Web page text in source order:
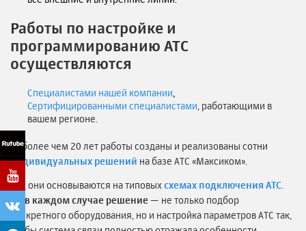
Работы по настройке и
программированию АТС
осуществляются
Специалистами нашей компании
Сертифицированными специалистами , работающими в
вашем регионе.
За более чем 20 лет работы созданы и реализованы сотни
индивидуальных решений на базе АТС «Максиком».
Все они основываются на типовыхсхемах подключения АТС
Но в каждом случае решение — не только подбор
конкретного оборудования, но и настройка параметров АТС так,